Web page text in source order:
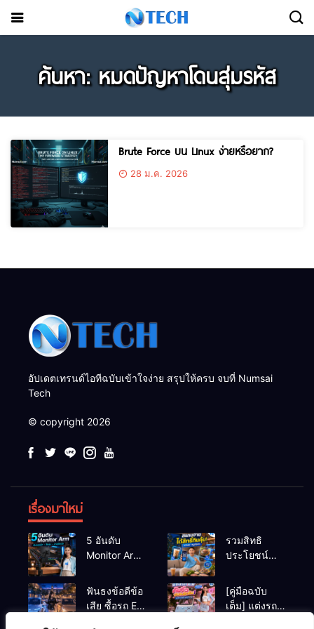
ค้นหา: หมดปัญหาโดนสุ่มรหัส
Brute Force บน Linux ง่ายหรือยาก?
28 ม.ค. 2026
อัปเดตเทรนด์ไอทีฉบับเข้าใจง่าย สรุปให้ครบ จบที่ Numsai
Tech
© copyright 2026
เรื่องมาใหม่
5 อันดับ
Monitor Arm
แข็งแรง รับ
น้ำหนักจอ
โปรไฟล์สีตรง
รวมสิทธิ
ประโยชน์
หมูกระทะ เมื่อ
สแกนจ่ายด้วย
Virtual Bank
ฟันธงข้อดีข้อ
เสีย ซื้อรถ EV
[คู่มือฉบับ
เต็ม] แต่งรถ